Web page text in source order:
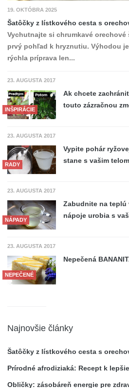
19. OKTÓBRA 2025
Šatôčky z lístkového cesta s
Vychutnajte si chrumkavé
prvý pohľad k hryznutiu. Výhodou
rýchla príprava len...
23. AUGUSTA 2017
INŠPIRÁCIE
Ak chcete
touto zázračnou
23. AUGUSTA 2017
RADY
Vypite pohár
stane s vašim telom
23. AUGUSTA 2017
NÁPADY
Zabudnite na
nápoje urobia s
23. AUGUSTA 2017
NEPEČENÉ
Nepečená
Najnovšie články
Šatôčky z lístkového cesta s
Prírodné afrodiziaká: Recept k
Obličky: zásobáreň energie pre